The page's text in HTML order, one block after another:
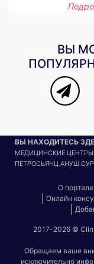
ВЫ
ВЫ НАХОДИТЕСЬ
МЕДИЦИНСКИЕ
ПЕТРОСЬЯНЦ АНУШ
О портале
Онлайн
2017-2026 ©
Обращаем ваше
исключительно